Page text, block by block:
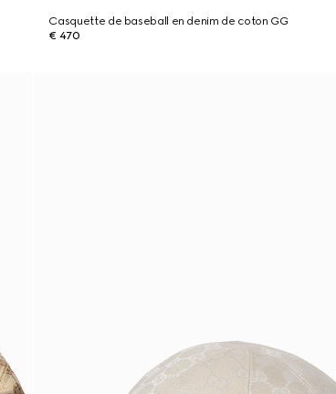
Casquette de baseball en denim de coton GG
€ 470